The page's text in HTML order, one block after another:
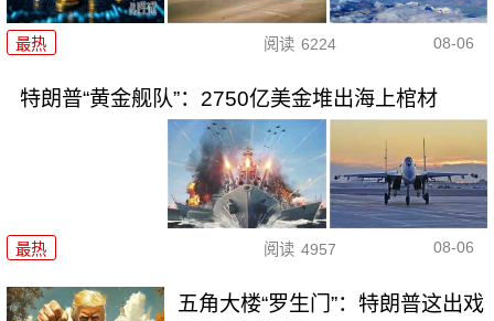
最热 阅读 6224 08-06
特朗普“黄金舰队”：2750亿美金堆出海上棺材
最热 阅读 4957 08-06
五角大楼“罗生门”：特朗普这出戏